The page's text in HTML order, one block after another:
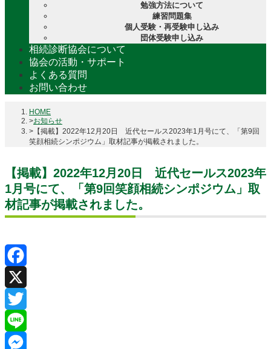
勉強方法について
練習問題集
個人受験・再受験申し込み
団体受験申し込み
相続診断協会について
協会の活動・サポート
よくある質問
お問い合わせ
HOME
お知らせ
【掲載】2022年12月20日 近代セールス2023年1月号にて、「第9回
笑顔相続シンポジウム」取材記事が掲載されました。
【掲載】2022年12月20日 近代セールス2023年
1月号にて、「第9回笑顔相続シンポジウム」取
材記事が掲載されました。
Facebook
X
Twitter
Line